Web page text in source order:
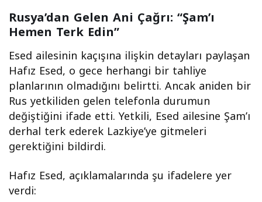
Rusya’dan Gelen Ani Çağrı: “Şam’ı
Hemen Terk Edin”
Esed ailesinin kaçışına ilişkin detayları paylaşan
Hafız Esed, o gece herhangi bir tahliye
planlarının olmadığını belirtti. Ancak aniden bir
Rus yetkiliden gelen telefonla durumun
değiştiğini ifade etti. Yetkili, Esed ailesine Şam’ı
derhal terk ederek Lazkiye’ye gitmeleri
gerektiğini bildirdi.
Hafız Esed, açıklamalarında şu ifadelere yer
verdi: